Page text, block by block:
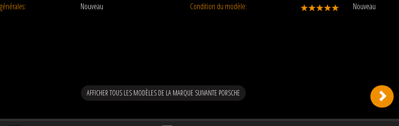
Nouveau Condition du modèle:
Nouveau
AFFICHER TOUS LES MODÈLES DE LA MARQUE SUIVANTE PORSCHE